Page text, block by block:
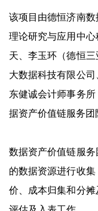
该项目由德恒济南
理论研究与应用中
天、李玉环（德恒
大数据科技有限公
东健诚会计师事务
据资产价值链服务团
数据资产价值链服
的数据资源进行收
价、成本归集和分